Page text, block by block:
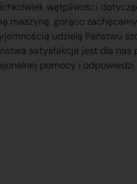
wątpliwości
maszyną, gorąco
udzielą Państwu
satysfakcja jest dla
pomocy i odpowiedzi